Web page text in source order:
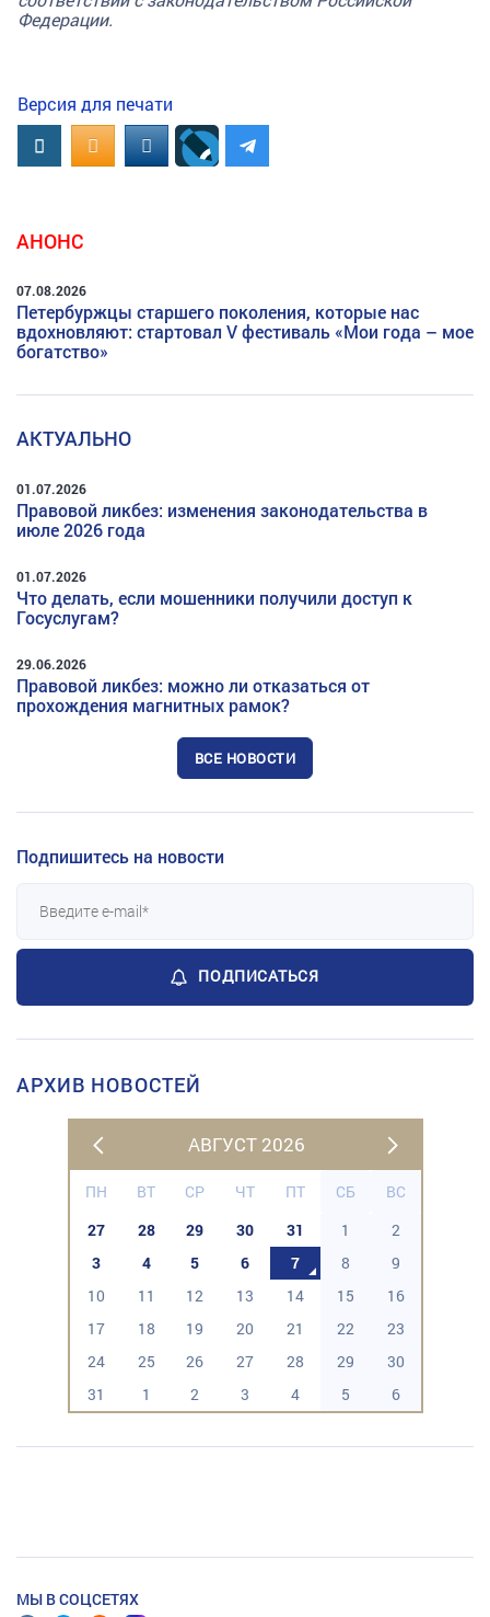
Федерации.
Версия для печати
ВконтактеOK.RUMAIL.RU
АНОНС
07.08.2026
Петербуржцы старшего поколения, которые нас
вдохновляют: стартовал V фестиваль «Мои года – мое
богатство»
АКТУАЛЬНО
01.07.2026
Правовой ликбез: изменения законодательства в
июле 2026 года
01.07.2026
Что делать, если мошенники получили доступ к
Госуслугам?
29.06.2026
Правовой ликбез: можно ли отказаться от
прохождения магнитных рамок?
ВСЕ НОВОСТИ
Подпишитесь на новости
ПОДПИСАТЬСЯ
АРХИВ НОВОСТЕЙ
АВГУСТ 2026
ПН ВТ СР ЧТ ПТ СБ
ВС
27
28 29 30 31 1
2
3
4 5 6 7 8
9
10
11 12 13 14 15
16
17
18 19 20 21 22
23
24
25 26 27 28 29
30
31
1 2 3 4 5 6
МЫ В СОЦСЕТЯХ